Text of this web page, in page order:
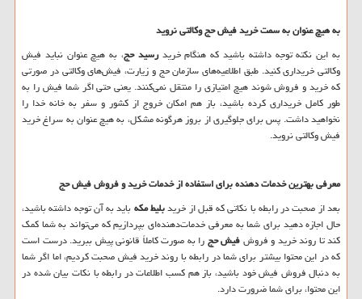
به ‌هیچ ‌عنوان به سمت خرید فیش حج وکالتی نروید
به این نکته توجه داشته باشید که هنگام خریدرسید حج، به‌ هیچ‌ عنوان نباید فیش
وکالتی خریداری کنید‌. طبق اطلاعیه‌های سازمان حج و زیارت‌، فیش‌های وکالتی در صورتی
‌که خرید و فروش شوند هیچ امتیازی را منتقل نمی‌کنند.‌ یعنی حتی اگر شما فیش را به
‌طور کامل خریداری کرده باشید، باز هم امکان خروج از کشور و سفر به خانه خدا را
نخواهید داشت. پس برای جلوگیری از بروز هرگونه مشکل، به‌ هیچ‌ عنوان به سراغ ‌خرید
فیش وکالتی نروید.
معرفی بهترین خدمات دهنده برای استفاده از خدمات خرید و فروش فیش حج
بعد از صحبت در رابطه با نکاتی که قبل‌ از خریدبلیط مکهباید به آن‌ توجه داشته باشید،
حال اجازه دهید برای شما به معرفی خدمات‌دهنده‌ای بپردازیم که می‌تواند به شما کمک
کند تا روند خرید و فروشفیش حجرا به صورت کاملاً قانونی پیش ببرید. درست است
که در این محتوا بیشتر برای شما در رابطه با روند خرید فیش صحبت کردیم، اما اگر شما
به ‌دنبال فروش فیش خود باشید، باز هم کسب اطلاعات در رابطه با نکات بیان ‌شده در
این محتوا، برای شما ضرورت دارد.